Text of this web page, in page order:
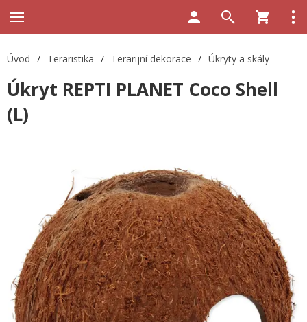
Úvod / Teraristika / Terarijní dekorace / Úkryty a skály
Úkryt REPTI PLANET Coco Shell
(L)